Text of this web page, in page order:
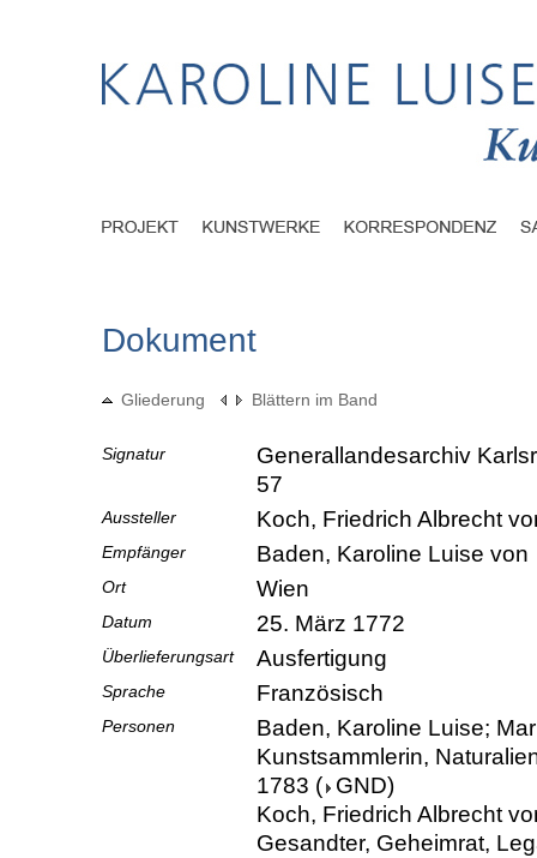
Dokument
Gliederung Blättern im Band
Signatur
Generallandesarchiv
57
Aussteller Koch, Friedrich Albrecht
Empfänger Baden, Karoline Luise von
Ort Wien
Datum 25. März 1772
Überlieferungsart Ausfertigung
Sprache Französisch
Personen
Baden, Karoline Luise;
Kunstsammlerin,
1783 ( GND)
Koch, Friedrich Albrecht
Gesandter, Geheimrat,